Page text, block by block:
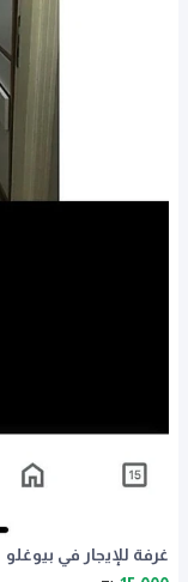
غرفة للإيجار في بيوغلو